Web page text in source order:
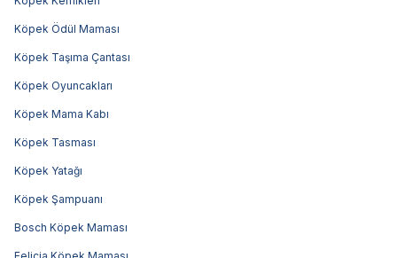
Köpek Ödül Maması
Köpek Taşıma Çantası
Köpek Oyuncakları
Köpek Mama Kabı
Köpek Tasması
Köpek Yatağı
Köpek Şampuanı
Bosch Köpek Maması